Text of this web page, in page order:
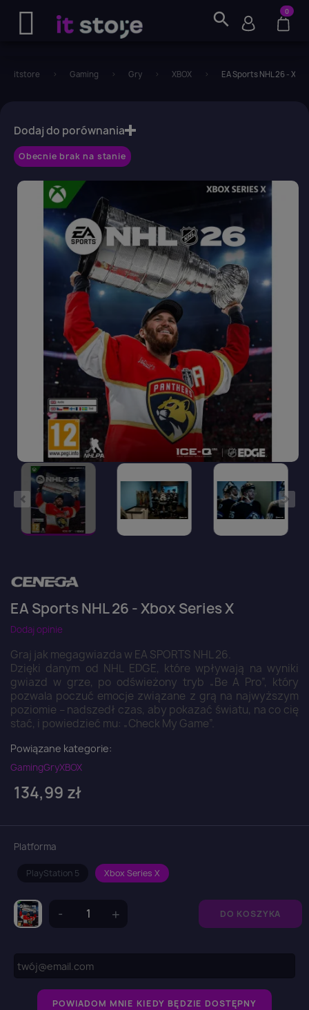
search 0
itstore Gaming Gry XBOX EA Sports NHL 26 -
Obecnie brak na stanie
EA Sports NHL 26 - Xbox Series X
Dodaj opinie
Graj jak megagwiazda w EA SPORTS NHL 26.
Dzięki danym od NHL EDGE, które wpływają na wyniki
gwiazd w grze, po odświeżony tryb „Be A Pro”, który
pozwala poczuć emocje związane z grą na najwyższym
poziomie – nadszedł czas, aby pokazać światu, na co cię
stać, i powiedzieć mu: „Check My Game”.
Powiązane kategorie:
GamingGryXBOX
134,99 zł
Platforma
PlayStation 5 Xbox Series X
DO KOSZYKA
Dodaj do porównania
POWIADOM MNIE KIEDY BĘDZIE DOSTĘPNY